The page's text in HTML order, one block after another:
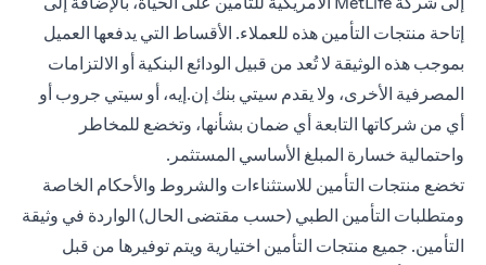
إتاحة منتجات التأمين هذه للعملاء. الأقساط التي يدفعها العميل
بموجب هذه الوثيقة لا تُعد من قبيل الودائع البنكية أو الالتزامات
المصرفية الأخرى، ولا يقدم سيتي بنك إن.إيه، أو سيتي جروب أو
أي من شركاتها التابعة أي ضمان بشأنها، وتخضع للمخاطر
واحتمالية خسارة المبلغ الأساسي المستثمر.
تخضع منتجات التأمين للاستثناءات والشروط والأحكام الخاصة
ومتطلبات التأمين الطبي (حسب مقتضى الحال) الواردة في وثيقة
التأمين. جميع منتجات التأمين اختيارية ويتم توفيرها من قبل